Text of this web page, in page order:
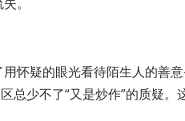
怀疑的眼光看待陌生人的
总少不了“又是炒作”的质疑